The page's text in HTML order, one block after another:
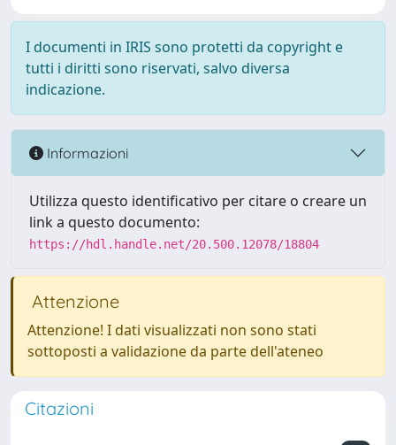
I documenti in IRIS sono protetti da copyright e
tutti i diritti sono riservati, salvo diversa
indicazione.
Informazioni
Utilizza questo identificativo per citare o creare un
link a questo documento:
https://hdl.handle.net/20.500.12078/18804
Attenzione
Attenzione! I dati visualizzati non sono stati
sottoposti a validazione da parte dell'ateneo
Citazioni